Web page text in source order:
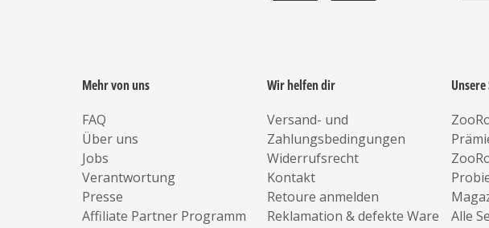
Mehr von uns
FAQ
Über uns
Jobs
Verantwortung
Presse
Affiliate Partner Programm
Wir helfen dir
Versand- und
Zahlungsbedingungen
Widerrufsrecht
Kontakt
Retoure anmelden
Reklamation & defekte Ware
Alle